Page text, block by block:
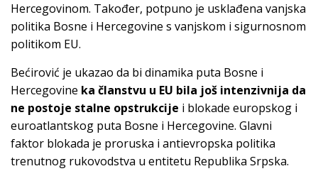
Hercegovinom. Također, potpuno je usklađena vanjska
politika Bosne i Hercegovine s vanjskom i sigurnosnom
politikom EU.
Bećirović je ukazao da bi dinamika puta Bosne i
Hercegovine ka članstvu u EU bila još intenzivnija da
ne postoje stalne opstrukcije i blokade europskog i
euroatlantskog puta Bosne i Hercegovine. Glavni
faktor blokada je proruska i antievropska politika
trenutnog rukovodstva u entitetu Republika Srpska.